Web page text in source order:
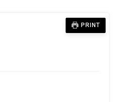
PRINT